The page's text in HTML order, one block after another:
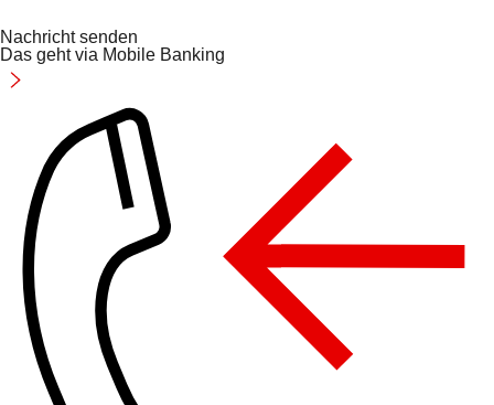
Nachricht senden
Das geht via Mobile Banking